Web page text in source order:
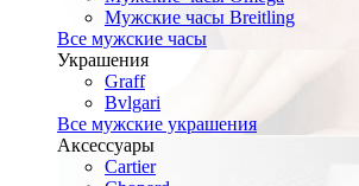
Мужские часы Breitling
Все мужские часы
Украшения
Graff
Bvlgari
Все мужские украшения
Аксессуары
Cartier